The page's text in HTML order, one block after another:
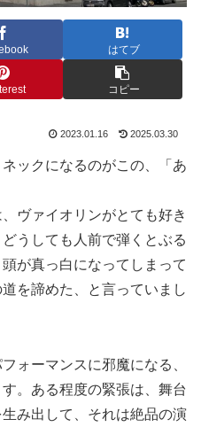
はてブ
コピー
2023.01.16 2025.03.30
ックになるのがこの、「あ
ヴァイオリンがとても好き
うしても人前で弾くとぶる
が真っ白になってしまって
を諦めた、と言っていまし
ォーマンスに邪魔になる、
。ある程度の緊張は、舞台
み出して、それは絶品の演